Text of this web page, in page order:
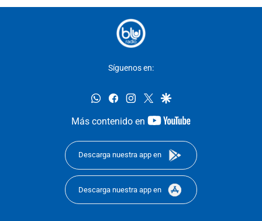
Síguenos en:
whatsappfacebookinstagram
twittergoogle
Más contenido en
youtube-
Descarga nuestra app en
Descarga nuestra app en